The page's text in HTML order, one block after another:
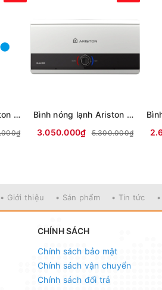
Bình nóng lạnh Ariston 30 lít SLIM3 30 RS VN (mới 2024)
Bình nóng lạnh Ariston 20 lít SLIM3 20 RS VN (mới 2024)
3.050.000₫
5.300.000₫
• Giới thiệu • Sản phẩm • Tin tức
CHÍNH SÁCH
Chính sách bảo mật
Chính sách vận chuyển
Chính sách đổi trả